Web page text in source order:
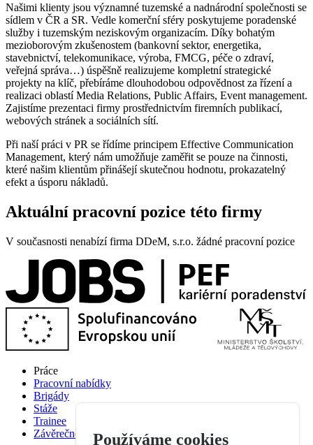
Našimi klienty jsou významné tuzemské a nadnárodní společnosti se
sídlem v ČR a SR. Vedle komerční sféry poskytujeme poradenské
služby i tuzemským neziskovým organizacím. Díky bohatým
mezioborovým zkušenostem (bankovní sektor, energetika,
stavebnictví, telekomunikace, výroba, FMCG, péče o zdraví,
veřejná správa…) úspěšně realizujeme kompletní strategické
projekty na klíč, přebíráme dlouhodobou odpovědnost za řízení a
realizaci oblastí Media Relations, Public Affairs, Event management.
Zajistíme prezentaci firmy prostřednictvím firemních publikací,
webových stránek a sociálních sítí.
Při naší práci v PR se řídíme principem Effective Communication
Management, který nám umožňuje zaměřit se pouze na činnosti,
které našim klientům přinášejí skutečnou hodnotu, prokazatelný
efekt a úsporu nákladů.
Aktuální pracovní pozice této firmy
V současnosti nenabízí firma DDeM, s.r.o. žádné pracovní pozice
Práce
Pracovní nabídky
Brigády
Stáže
Trainee
Závěrečné prácePoužíváme cookies